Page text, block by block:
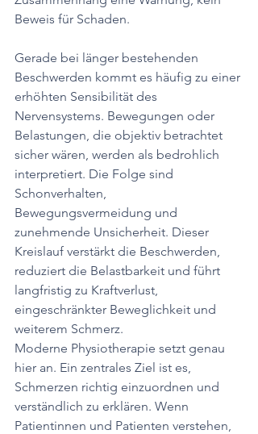
Beweis für Schaden.
Gerade bei länger bestehenden
Beschwerden kommt es häufig zu einer
erhöhten Sensibilität des
Nervensystems. Bewegungen oder
Belastungen, die objektiv betrachtet
sicher wären, werden als bedrohlich
interpretiert. Die Folge sind
Schonverhalten,
Bewegungsvermeidung und
zunehmende Unsicherheit. Dieser
Kreislauf verstärkt die Beschwerden,
reduziert die Belastbarkeit und führt
langfristig zu Kraftverlust,
eingeschränkter Beweglichkeit und
weiterem Schmerz.
Moderne Physiotherapie setzt genau
hier an. Ein zentrales Ziel ist es,
Schmerzen richtig einzuordnen und
verständlich zu erklären. Wenn
Patientinnen und Patienten verstehen,